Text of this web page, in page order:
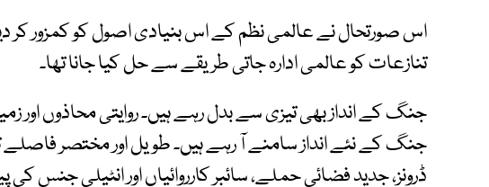
اس صورتحال نے عالمی نظم کے اس بنیادی اصول کو کمزور کر
تنازعات کو عالمی ادارہ جاتی طریقے سے حل کیا جانا تھا۔
جنگ کے انداز بھی تیزی سے بدل رہے ہیں۔ روایتی محاذوں
جنگ کے نئے انداز سامنے آ رہے ہیں۔ طویل اور مختصر فاصلے
ڈرونز، جدید فضائی حملے، سائبر کارروائیاں اور انٹیلی